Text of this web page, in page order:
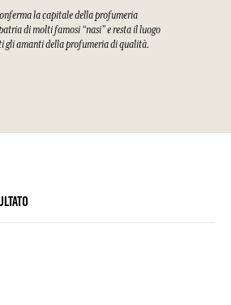
la capitale della profumeria
di molti famosi “nasi” e resta il luogo
gli amanti della profumeria di qualità.